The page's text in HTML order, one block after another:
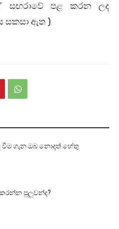
සඟරාවේ පළ කරන ලද
සකසා ඇත )
වීම ගැන ඔබ නොදත් හේතු
පුලුවන්ද?